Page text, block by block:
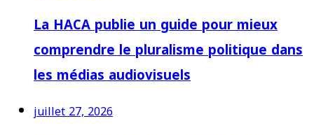
La HACA publie un guide pour mieux
comprendre le pluralisme politique dans
les médias audiovisuels
juillet 27, 2026